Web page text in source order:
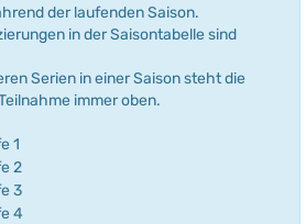
der laufenden Saison.
in der Saisontabelle sind
Serien in einer Saison steht die
immer oben.
1
2
3
4